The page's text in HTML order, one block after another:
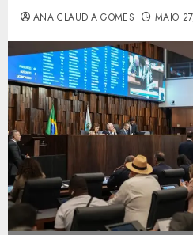
ANA CLAUDIA GOMES MAIO